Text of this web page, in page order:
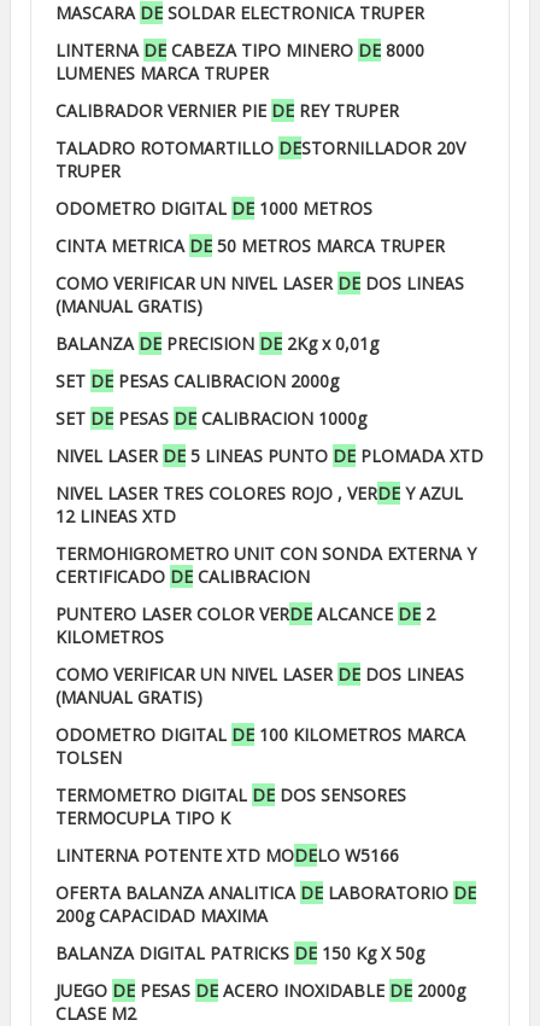
MASCARA DE SOLDAR ELECTRONICA TRUPER
LINTERNA DE CABEZA TIPO MINERO DE 8000
LUMENES MARCA TRUPER
CALIBRADOR VERNIER PIE DE REY TRUPER
TALADRO ROTOMARTILLO DESTORNILLADOR 20V
TRUPER
ODOMETRO DIGITAL DE 1000 METROS
CINTA METRICA DE 50 METROS MARCA TRUPER
COMO VERIFICAR UN NIVEL LASER DE DOS LINEAS
(MANUAL GRATIS)
BALANZA DE PRECISION DE 2Kg x 0,01g
SET DE PESAS CALIBRACION 2000g
SET DE PESAS DE CALIBRACION 1000g
NIVEL LASER DE 5 LINEAS PUNTO DE PLOMADA XTD
NIVEL LASER TRES COLORES ROJO , VERDE Y AZUL
12 LINEAS XTD
TERMOHIGROMETRO UNIT CON SONDA EXTERNA Y
CERTIFICADO DE CALIBRACION
PUNTERO LASER COLOR VERDE ALCANCE DE 2
KILOMETROS
COMO VERIFICAR UN NIVEL LASER DE DOS LINEAS
(MANUAL GRATIS)
ODOMETRO DIGITAL DE 100 KILOMETROS MARCA
TOLSEN
TERMOMETRO DIGITAL DE DOS SENSORES
TERMOCUPLA TIPO K
LINTERNA POTENTE XTD MODELO W5166
OFERTA BALANZA ANALITICA DE LABORATORIO DE
200g CAPACIDAD MAXIMA
BALANZA DIGITAL PATRICKS DE 150 Kg X 50g
JUEGO DE PESAS DE ACERO INOXIDABLE DE 2000g
CLASE M2